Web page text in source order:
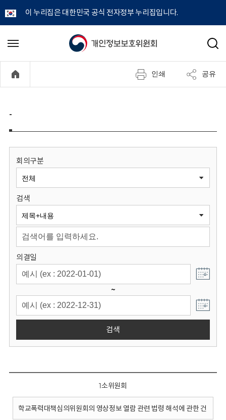
이 누리집은 대한민국 공식 전자정부 누리집입니다.
개
정
보
원
회
메
기
검
인쇄 공유
-
회의구분
검색
의결일
~
검색
1소위원회
학교폭력대책심의위원회의 영상정보 열람 관련 법령 해석에 관한 건